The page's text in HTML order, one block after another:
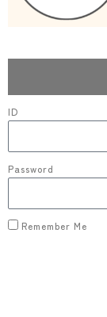
ID
Password
Remember Me